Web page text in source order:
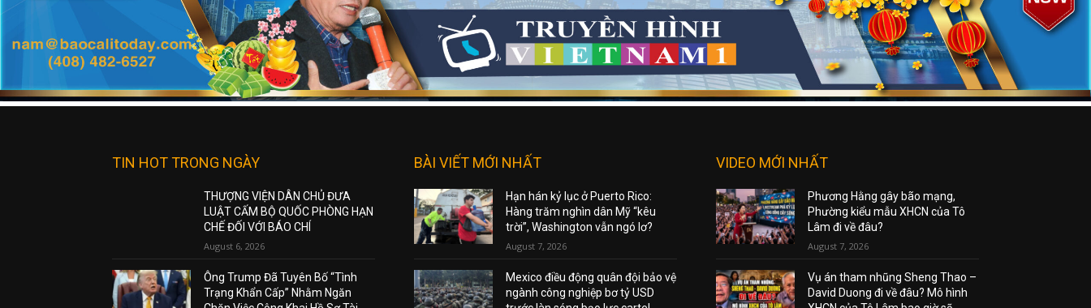
TIN HOT TRONG NGÀY
THƯỢNG VIỆN DÂN CHỦ ĐƯA
LUẬT CẤM BỘ QUỐC PHÒNG HẠN
CHẾ ĐỐI VỚI BÁO CHÍ
August 6, 2026
Ông Trump Đã Tuyên Bố “Tình
Trạng Khẩn Cấp” Nhằm Ngăn
BÀI VIẾT MỚI NHẤT
Hạn hán kỷ lục ở Puerto Rico:
Hàng trăm nghìn dân Mỹ “kêu
trời”, Washington vẫn ngó lơ?
August 7, 2026
Mexico điều động quân đội bảo vệ
ngành công nghiệp bơ tỷ USD
VIDEO MỚI NHẤT
Phương Hằng gây bão mạng,
Phường kiểu mẫu XHCN của Tô
Lâm đi về đâu?
August 7, 2026
Vụ án tham nhũng Sheng Thao –
David Duong đi về đâu? Mô hình